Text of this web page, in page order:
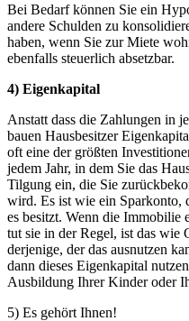
Bei Bedarf können Sie ein
andere Schulden zu
haben, wenn Sie zur Miete
ebenfalls steuerlich absetzbar.
4) Eigenkapital
Anstatt dass die Zahlungen in
bauen Hausbesitzer
oft eine der größten
jedem Jahr, in dem Sie das
Tilgung ein, die Sie
wird. Es ist wie ein Sparkonto,
es besitzt. Wenn die Immobilie
tut sie in der Regel, ist das wie
derjenige, der das ausnutzen
dann dieses Eigenkapital
Ausbildung Ihrer Kinder oder
5) Es gehört Ihnen!